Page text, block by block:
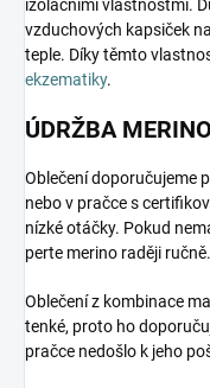
izolačními vlastnostmi.
vzduchových kapsiček
teple. Díky těmto
ekzematiky.
ÚDRŽBA
Oblečení doporučujeme
nebo v pračce s
nízké otáčky. Pokud
perte merino raději ručně.
Oblečení z kombinace
tenké, proto ho
pračce nedošlo k jeho